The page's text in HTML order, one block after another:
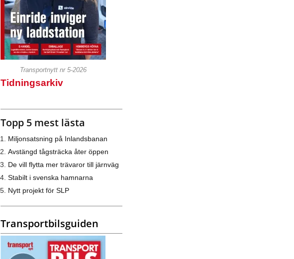
Transportnytt nr 5-2026
Tidningsarkiv
Topp 5 mest lästa
Miljonsatsning på Inlandsbanan
Avstängd tågsträcka åter öppen
De vill flytta mer trävaror till järnväg
Stabilt i svenska hamnarna
Nytt projekt för SLP
Transportbilsguiden